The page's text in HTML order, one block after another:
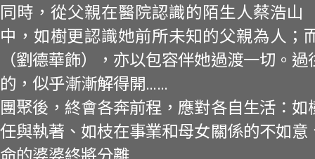
同時，從父親在醫院認識的陌生人蔡浩山
中，如樹更認識她前所未知的父親為人；
（劉德華飾），亦以包容伴她過渡一切。
的，似乎漸漸解得開……
團聚後，終會各奔前程，應對各自生活：如
任與執著、如枝在事業和母女關係的不如意